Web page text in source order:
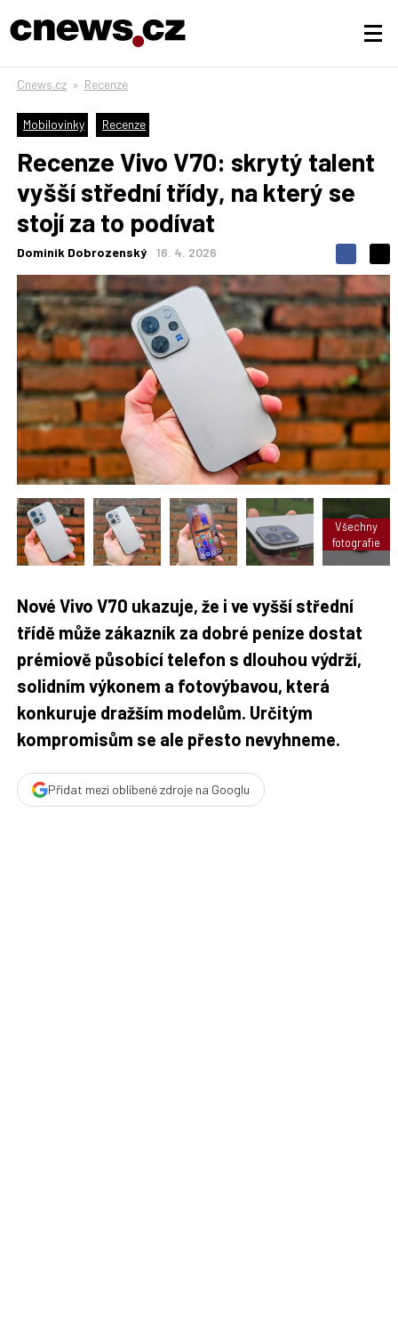
Cnews.cz » Recenze
Mobilovinky Recenze
Recenze Vivo V70: skrytý talent
vyšší střední třídy, na který se
stojí za to podívat
Dominik Dobrozenský 16. 4. 2026
S
d
í
l
e
t
S
d
í
l
j
e
n
a
F
a
c
e
b
o
o
í
l
e
j
e
a
í
i
Všechny
fotografie
Nové Vivo V70 ukazuje, že i ve vyšší střední
třídě může zákazník za dobré peníze dostat
prémiově působící telefon s dlouhou výdrží,
solidním výkonem a fotovýbavou, která
konkuruje dražším modelům. Určitým
kompromisům se ale přesto nevyhneme.
Přidat mezi oblíbené zdroje na Googlu